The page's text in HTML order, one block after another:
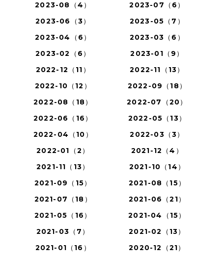
2023-08（4）
2023-07（6）
2023-06（3）
2023-05（7）
2023-04（6）
2023-03（6）
2023-02（6）
2023-01（9）
2022-12（11）
2022-11（13）
2022-10（12）
2022-09（18）
2022-08（18）
2022-07（20）
2022-06（16）
2022-05（13）
2022-04（10）
2022-03（3）
2022-01（2）
2021-12（4）
2021-11（13）
2021-10（14）
2021-09（15）
2021-08（15）
2021-07（18）
2021-06（21）
2021-05（16）
2021-04（15）
2021-03（7）
2021-02（13）
2021-01（16）
2020-12（21）